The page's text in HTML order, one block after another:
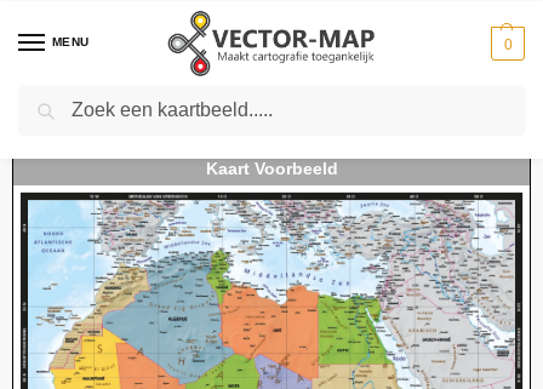
MENU 0
Home Kaarten - Continentkaarten